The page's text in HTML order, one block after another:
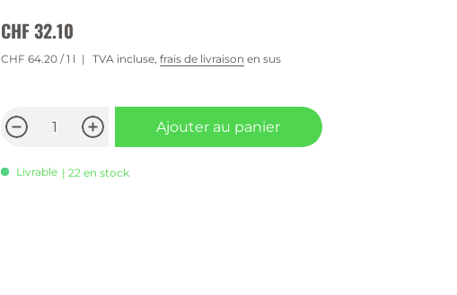
CHF 32.10
CHF 64.20/ 1 l TVA incluse, frais de livraison en sus
Ajouter au panier
Livrable | 22 en stock